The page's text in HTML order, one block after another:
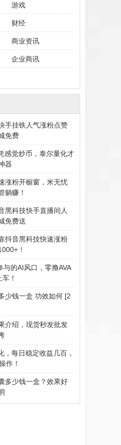
游戏
财经
商业资讯
企业商讯
手挂铁人气涨粉点赞
免费
感觉炒币，泰尔量化才
器
涨粉开橱窗，米无忧
躺赚！
黑科技快手直播间人
免费送
抖音黑科技快速涨粉
！
与的AI风口，零撸AVA
！
少钱一盒 功效如何 [2
介绍，现货秒发批发
，每日稳定收益几百，
作！
多少钱一盒？效果好